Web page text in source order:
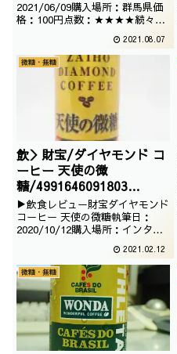
/2021/06/05
2021/06/09購入場所：群馬県価
格：100円点数：★★★★続々と
今回は冴えの微糖でございます。
文言を見ている限りだとなかなか
おいしそうでございます。
2021.08.07
微糖・無糖
飲＞財宝/ダイヤモンド コ
ーヒー 天使の微
糖/4991646091803
/2020/08/11
▶飲食レビュー財宝ダイヤモンド
コーヒー 天使の微糖執筆日：
2020/10/12購入場所：インター
★★★★財宝温泉はお水で有名で
すが、その温泉水を使ったコーヒ
ーがあります。amazonでも取り
扱いがあるので、ついつい購入し
てしまいました。
2021.02.12
微糖・無糖